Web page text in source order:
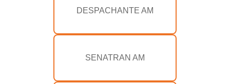
DESPACHANTE AM
SENATRAN AM